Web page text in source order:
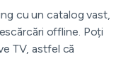
cu un catalog vast,
offline. Poți
TV, astfel că